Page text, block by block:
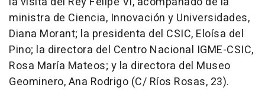
ministra de Ciencia, Innovación y Universidades,
Diana Morant; la presidenta del CSIC, Eloísa del
Pino; la directora del Centro Nacional IGME-CSIC,
Rosa María Mateos; y la directora del Museo
Geominero, Ana Rodrigo (C/ Ríos Rosas, 23).